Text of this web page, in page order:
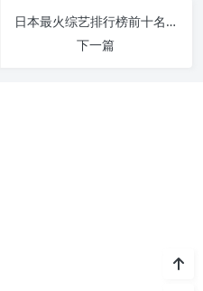
日本最火综艺排行榜前十名：这些节目感性又有思考，为什么要看乱七八糟的综艺呢？
下一篇